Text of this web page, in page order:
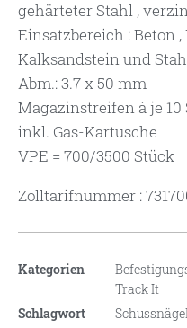
gehärteter Stahl ,
Einsatzbereich : Beton
Kalksandstein und
Abm.: 3.7 x 50 mm
Magazinstreifen á je 10
inkl. Gas-Kartusche
VPE = 700/3500 Stück
Zolltarifnummer :
Kategorien
Track It
Schlagwort